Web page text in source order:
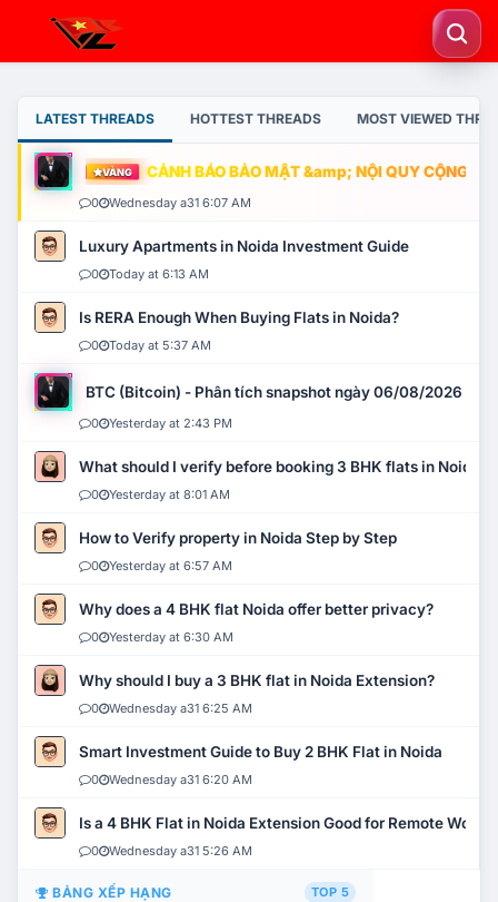
LATEST THREADS HOTTEST THREADS MOST VIEWED
VÀNG CẢNH BÁO BẢO MẬT &amp; NỘI QUY CỘNG
0 Wednesday a31 6:07 AM
Luxury Apartments in Noida Investment Guide
0 Today at 6:13 AM
Is RERA Enough When Buying Flats in Noida?
0 Today at 5:37 AM
BTC (Bitcoin) - Phân tích snapshot ngày 06/08/2026
0 Yesterday at 2:43 PM
What should I verify before booking 3 BHK flats in Noida?
0 Yesterday at 8:01 AM
How to Verify property in Noida Step by Step
0 Yesterday at 6:57 AM
Why does a 4 BHK flat Noida offer better privacy?
0 Yesterday at 6:30 AM
Why should I buy a 3 BHK flat in Noida Extension?
0 Wednesday a31 6:25 AM
Smart Investment Guide to Buy 2 BHK Flat in Noida
0 Wednesday a31 6:20 AM
Is a 4 BHK Flat in Noida Extension Good for Remote Work?
0 Wednesday a31 5:26 AM
BẢNG XẾP HẠNG TOP 5